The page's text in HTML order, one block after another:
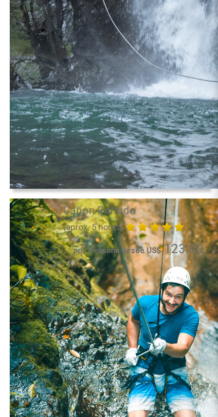
Cañón Perdido
(aprox. 5 horas)
por Persona desde US$123.00